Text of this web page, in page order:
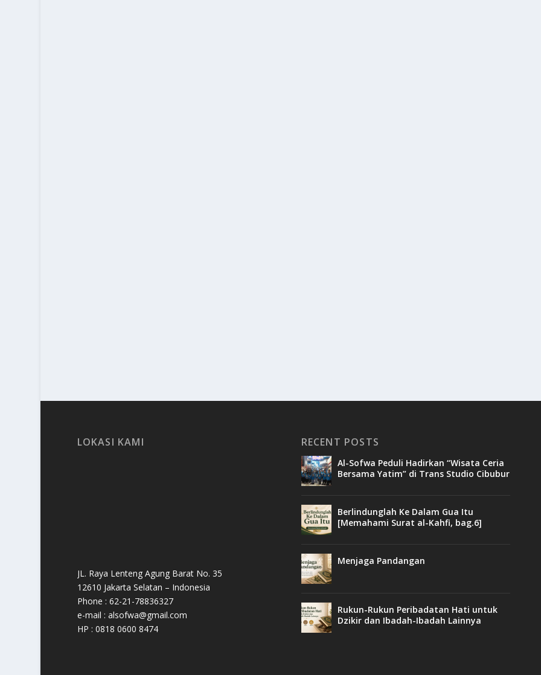
LOKASI KAMI
JL. Raya Lenteng Agung Barat No. 35
12610 Jakarta Selatan – Indonesia
Phone : 62-21-78836327
e-mail : alsofwa@gmail.com
HP : 0818 0600 8474
RECENT POSTS
Al-Sofwa Peduli Hadirkan “Wisata Ceria
Bersama Yatim” di Trans Studio Cibubur
Berlindunglah Ke Dalam Gua Itu
[Memahami Surat al-Kahfi, bag.6]
Menjaga Pandangan
Rukun-Rukun Peribadatan Hati untuk
Dzikir dan Ibadah-Ibadah Lainnya